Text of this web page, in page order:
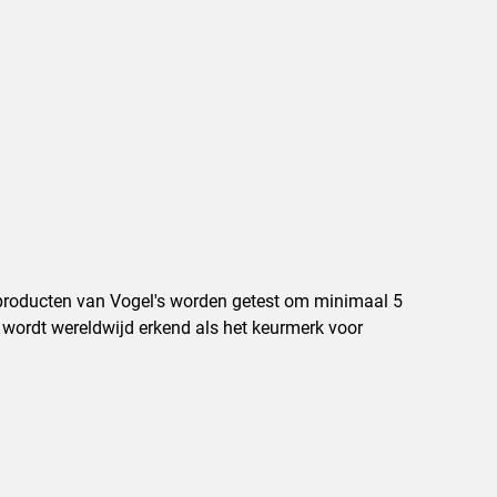
van Vogel's worden getest om minimaal 5
wereldwijd erkend als het keurmerk voor